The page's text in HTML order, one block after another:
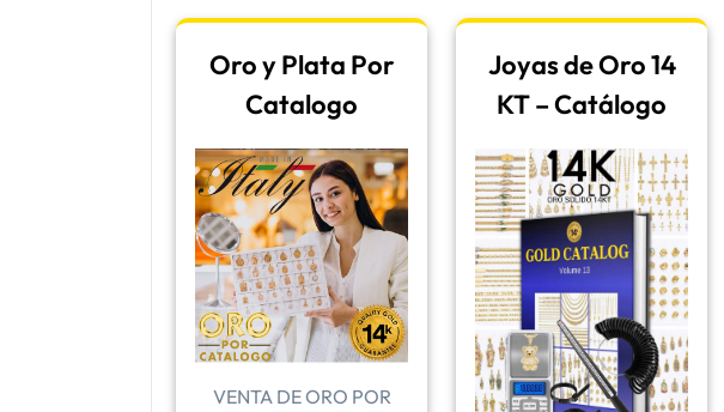
Oro y Plata Por
Catalogo
VENTA DE ORO POR
Joyas de Oro 14
KT – Catálogo